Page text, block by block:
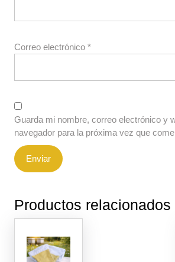
Correo electrónico *
Guarda mi nombre, correo electrónico y
navegador para la próxima vez que
Productos relacionados